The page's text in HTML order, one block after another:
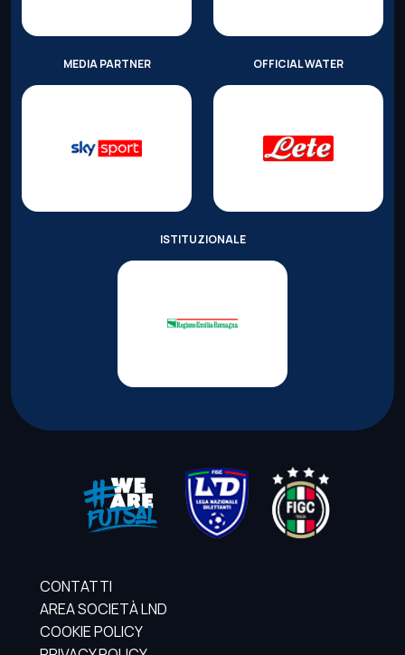
MEDIA PARTNER OFFICIAL WATER
ISTITUZIONALE
CONTATTI
AREA SOCIETÀ LND
COOKIE POLICY